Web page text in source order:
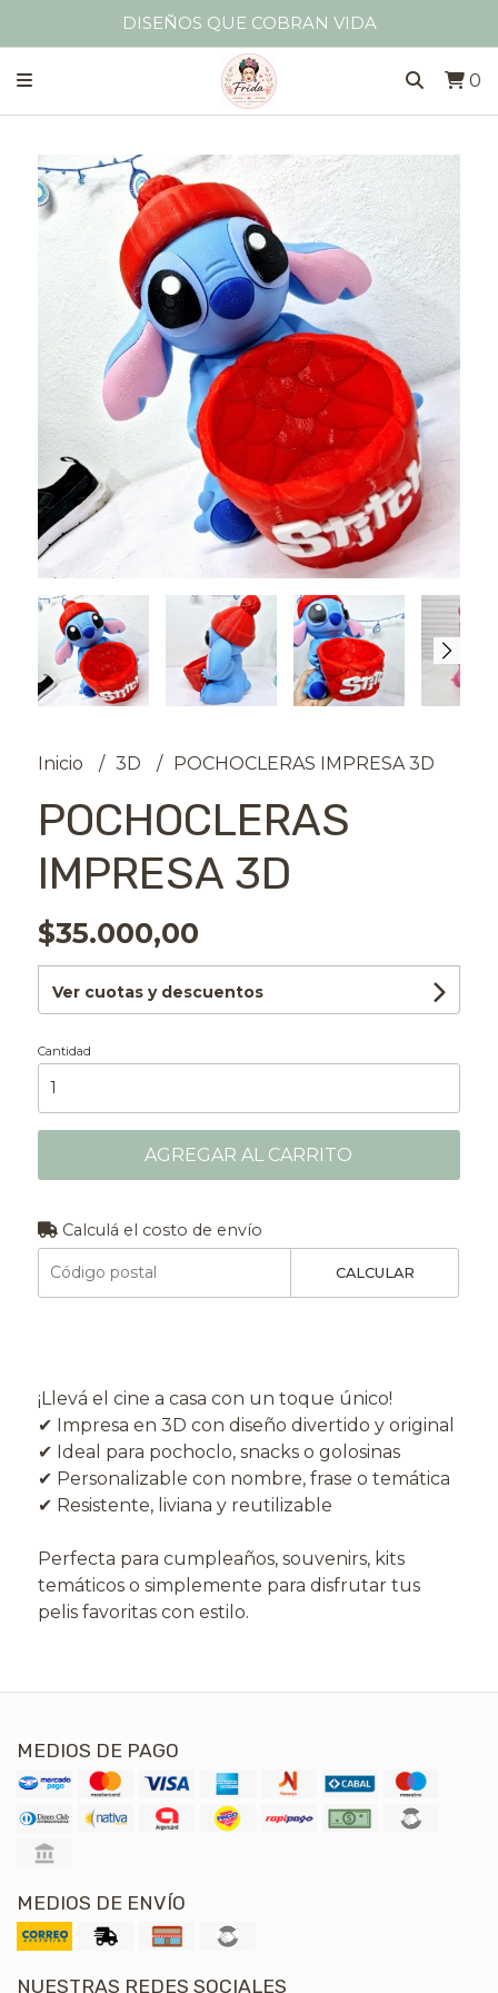
DISEÑOS QUE COBRAN VIDA
0
Inicio 3D POCHOCLERAS IMPRESA 3D
POCHOCLERAS
IMPRESA 3D
$35.000,00
Ver cuotas y descuentos
Cantidad
AGREGAR AL CARRITO
Calculá el costo de envío
CALCULAR
¡Llevá el cine a casa con un toque único!
✔ Impresa en 3D con diseño divertido y original
✔ Ideal para pochoclo, snacks o golosinas
✔ Personalizable con nombre, frase o temática
✔ Resistente, liviana y reutilizable
Perfecta para cumpleaños, souvenirs, kits
temáticos o simplemente para disfrutar tus
pelis favoritas con estilo.
MEDIOS DE PAGO
MEDIOS DE ENVÍO
NUESTRAS REDES SOCIALES